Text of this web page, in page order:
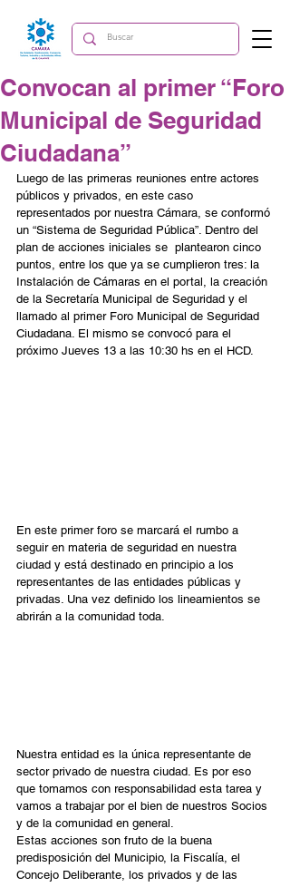
Convocan al primer “Foro
Municipal de Seguridad
Ciudadana”
Luego de las primeras reuniones entre actores
públicos y privados, en este caso
representados por nuestra Cámara, se conformó
un “Sistema de Seguridad Pública”. Dentro del
plan de acciones iniciales se  plantearon cinco
puntos, entre los que ya se cumplieron tres: la
Instalación de Cámaras en el portal, la creación
de la Secretaría Municipal de Seguridad y el
llamado al primer Foro Municipal de Seguridad
Ciudadana. El mismo se convocó para el
próximo Jueves 13 a las 10:30 hs en el HCD.
En este primer foro se marcará el rumbo a
seguir en materia de seguridad en nuestra
ciudad y está destinado en principio a los
representantes de las entidades públicas y
privadas. Una vez definido los lineamientos se
abrirán a la comunidad toda.
Nuestra entidad es la única representante de
sector privado de nuestra ciudad. Es por eso
que tomamos con responsabilidad esta tarea y
vamos a trabajar por el bien de nuestros Socios
y de la comunidad en general.
Estas acciones son fruto de la buena
predisposición del Municipio, la Fiscalía, el
Concejo Deliberante, los privados y de las